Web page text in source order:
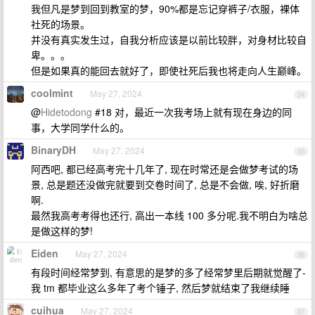
我但凡是梦到回到教室的梦，90%都是忘记穿裤子/衣服，裸体
社死的场景。
并没有真实发生过，自我分析应该是以前比较胖，对身材比较自
卑。。。
但是如果真的能回去就好了，即使社死后我也将走向人生巅峰。
34
coolmint May 27, 2024
@Hidetodong #18 对，最近一次我考场上就有现在身边的同
事，大学同学什么的。
35
BinaryDH May 27, 2024
阿西吧, 都已经高考完十几年了, 现在时常还是会做梦考试的场
景, 总是题还没做完就要到交卷时间了, 总是不会做, 唉, 好折磨
啊.
最然我高考考得也还行, 高出一本线 100 多分呢.我不明白为啥总
是做这样的梦!
36
Eiden May 27, 2024
有段时间经常梦到, 有意思的是梦的多了经常梦里后期就觉醒了-
我 tm 都毕业这么多年了考个锤子, 然后梦就结束了我继续睡
37
cuihua May 27, 2024